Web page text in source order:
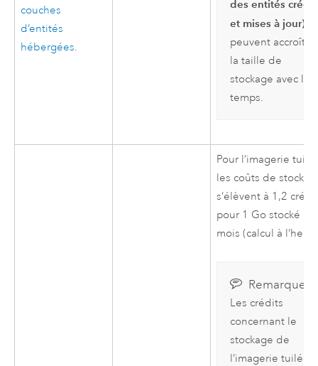
couches
d’entités
hébergées.
des entités
et mises à jour)
peuvent accroître
la taille de
stockage avec le
temps.
Pour l’imagerie
les coûts de
s’élèvent à 1,2
pour 1 Go stocké
mois (calcul à
Remarque :
Les crédits
concernant le
stockage de
l’imagerie tuilée